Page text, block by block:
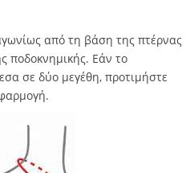
από τη βάση της πτέρνας
ποδοκνημικής. Εάν το
σε δύο μεγέθη, προτιμήστε